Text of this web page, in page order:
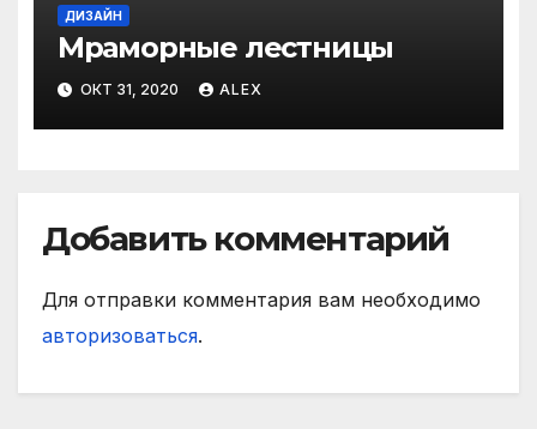
ДИЗАЙН
Мраморные лестницы
ОКТ 31, 2020 ALEX
Добавить комментарий
Для отправки комментария вам необходимо
авторизоваться.